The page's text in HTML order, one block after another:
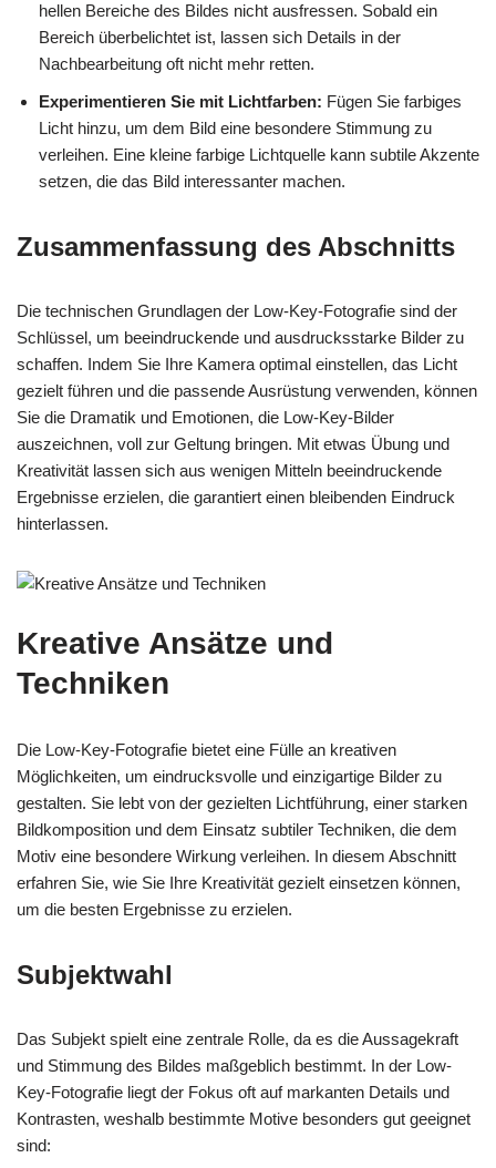
hellen Bereiche des Bildes nicht ausfressen. Sobald ein
Bereich überbelichtet ist, lassen sich Details in der
Nachbearbeitung oft nicht mehr retten.
Experimentieren Sie mit Lichtfarben: Fügen Sie farbiges
Licht hinzu, um dem Bild eine besondere Stimmung zu
verleihen. Eine kleine farbige Lichtquelle kann subtile Akzente
setzen, die das Bild interessanter machen.
Zusammenfassung des Abschnitts
Die technischen Grundlagen der Low-Key-Fotografie sind der
Schlüssel, um beeindruckende und ausdrucksstarke Bilder zu
schaffen. Indem Sie Ihre Kamera optimal einstellen, das Licht
gezielt führen und die passende Ausrüstung verwenden, können
Sie die Dramatik und Emotionen, die Low-Key-Bilder
auszeichnen, voll zur Geltung bringen. Mit etwas Übung und
Kreativität lassen sich aus wenigen Mitteln beeindruckende
Ergebnisse erzielen, die garantiert einen bleibenden Eindruck
hinterlassen.
Kreative Ansätze und
Techniken
Die Low-Key-Fotografie bietet eine Fülle an kreativen
Möglichkeiten, um eindrucksvolle und einzigartige Bilder zu
gestalten. Sie lebt von der gezielten Lichtführung, einer starken
Bildkomposition und dem Einsatz subtiler Techniken, die dem
Motiv eine besondere Wirkung verleihen. In diesem Abschnitt
erfahren Sie, wie Sie Ihre Kreativität gezielt einsetzen können,
um die besten Ergebnisse zu erzielen.
Subjektwahl
Das Subjekt spielt eine zentrale Rolle, da es die Aussagekraft
und Stimmung des Bildes maßgeblich bestimmt. In der Low-
Key-Fotografie liegt der Fokus oft auf markanten Details und
Kontrasten, weshalb bestimmte Motive besonders gut geeignet
sind: